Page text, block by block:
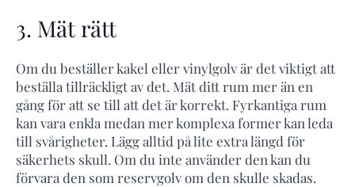
3. Mät rätt
Om du beställer kakel eller vinylgolv är det viktigt att
beställa tillräckligt av det. Mät ditt rum mer än en
gång för att se till att det är korrekt. Fyrkantiga rum
kan vara enkla medan mer komplexa former kan leda
till svårigheter. Lägg alltid på lite extra längd för
säkerhets skull. Om du inte använder den kan du
förvara den som reservgolv om den skulle skadas.